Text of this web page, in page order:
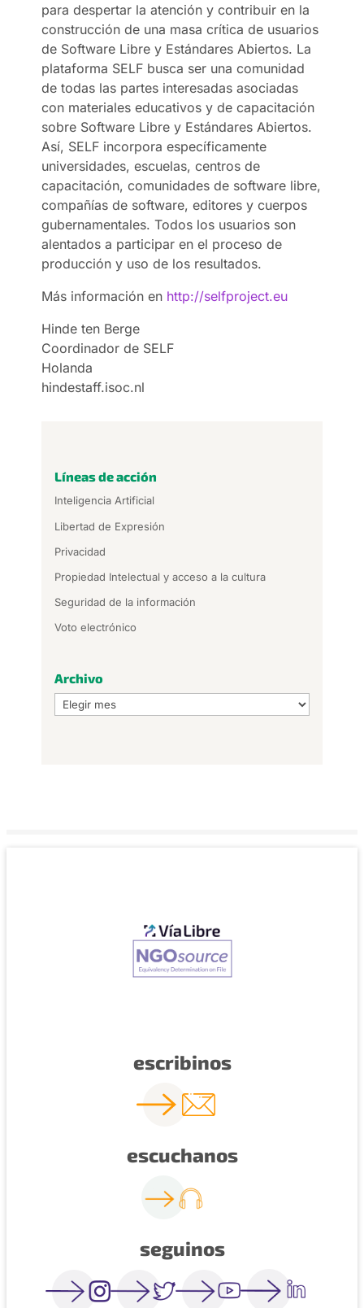
para despertar la atención y contribuir en la
construcción de una masa crítica de usuarios
de Software Libre y Estándares Abiertos. La
plataforma SELF busca ser una comunidad
de todas las partes interesadas asociadas
con materiales educativos y de capacitación
sobre Software Libre y Estándares Abiertos.
Así, SELF incorpora específicamente
universidades, escuelas, centros de
capacitación, comunidades de software libre,
compañías de software, editores y cuerpos
gubernamentales. Todos los usuarios son
alentados a participar en el proceso de
producción y uso de los resultados.
Más información en http://selfproject.eu
Hinde ten Berge
Coordinador de SELF
Holanda
hindestaff.isoc.nl
Líneas de acción
Inteligencia Artificial
Libertad de Expresión
Privacidad
Propiedad Intelectual y acceso a la cultura
Seguridad de la información
Voto electrónico
Archivo
Archivo
escribinos
escuchanos
seguinos